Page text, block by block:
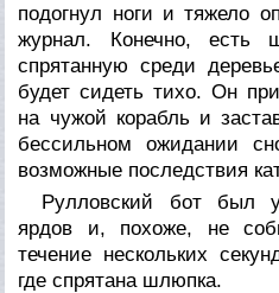
подогнул ноги и тяжело
журнал. Конечно, есть
спрятанную среди
будет сидеть тихо. Он
на чужой корабль и
бессильном ожидании
возможные последствия
Рулловский бот был
ярдов и, похоже, не
течение нескольких
где спрятана шлюпка.